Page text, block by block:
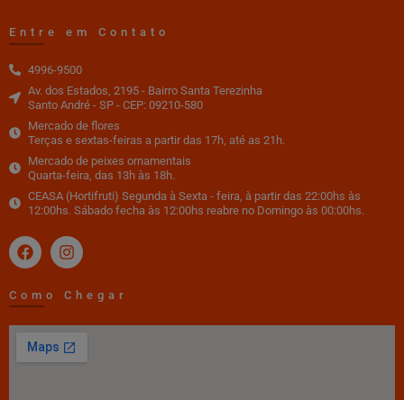
Entre em Contato
4996-9500
Av. dos Estados, 2195 - Bairro Santa Terezinha
Santo André - SP - CEP: 09210-580
Mercado de flores
Terças e sextas-feiras a partir das 17h, até as 21h.
Mercado de peixes ornamentais
Quarta-feira, das 13h às 18h.
CEASA (Hortifruti) Segunda à Sexta - feira, à partir das 22:00hs às
12:00hs. Sábado fecha às 12:00hs reabre no Domingo às 00:00hs.
Como Chegar